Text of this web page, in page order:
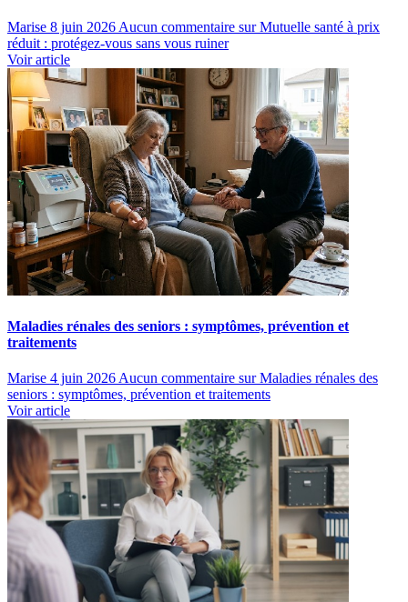
Marise 8 juin 2026 Aucun commentaire sur Mutuelle santé à prix
réduit : protégez-vous sans vous ruiner
Voir article
Maladies rénales des seniors : symptômes, prévention et
traitements
Marise 4 juin 2026 Aucun commentaire sur Maladies rénales des
seniors : symptômes, prévention et traitements
Voir article